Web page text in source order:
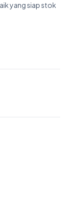
yang siap stok